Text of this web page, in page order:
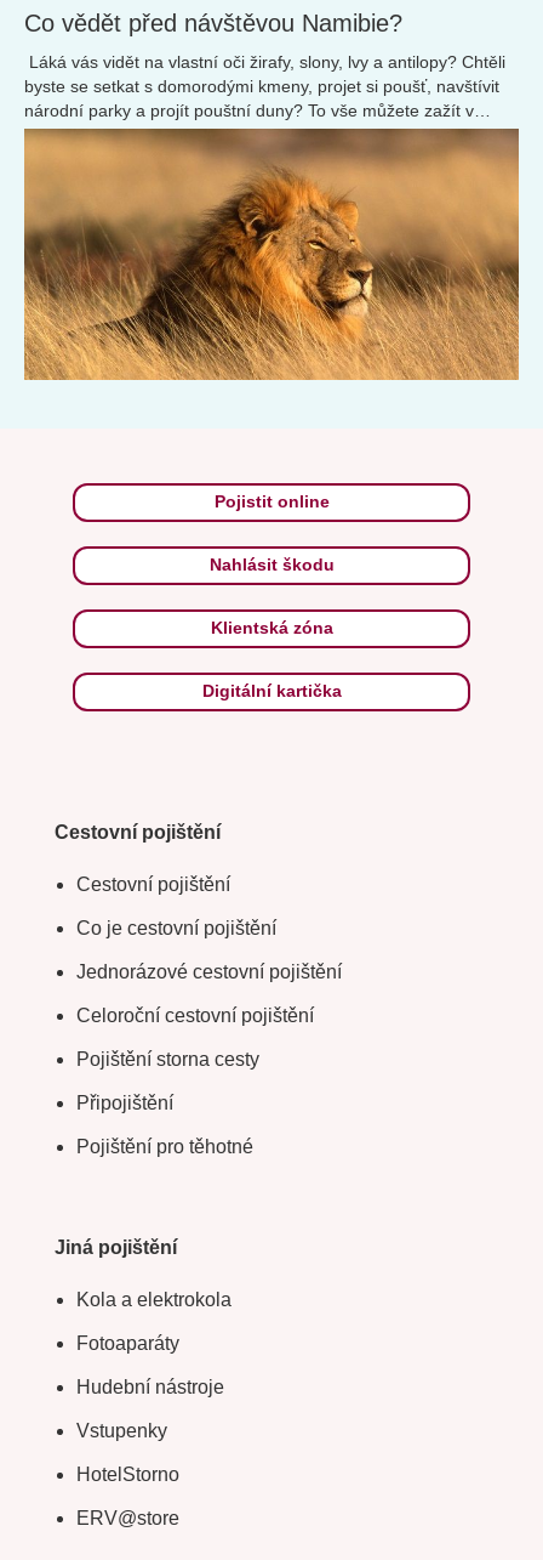
Co vědět před návštěvou Namibie?
Láká vás vidět na vlastní oči žirafy, slony, lvy a antilopy? Chtěli
byste se setkat s domorodými kmeny, projet si poušť, navštívit
národní parky a projít pouštní duny? To vše můžete zažít v
Namibii.
Pojistit online
Nahlásit škodu
Klientská zóna
Digitální kartička
Cestovní pojištění
Cestovní pojištění
Co je cestovní pojištění
Jednorázové cestovní pojištění
Celoroční cestovní pojištění
Pojištění storna cesty
Připojištění
Pojištění pro těhotné
Jiná pojištění
Kola a elektrokola
Fotoaparáty
Hudební nástroje
Vstupenky
HotelStorno
ERV@store